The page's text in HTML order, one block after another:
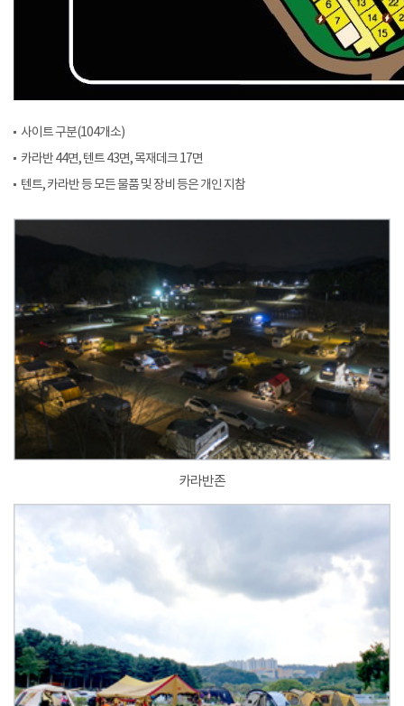
사이트 구분(104개소)
카라반 44면, 텐트 43면, 목재데크 17면
텐트, 카라반 등 모든 물품 및 장비 등은 개인 지참
카라반존